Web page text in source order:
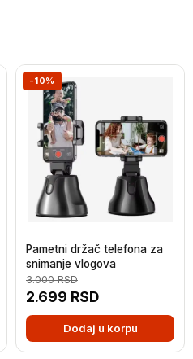
-10%
Pametni držač telefona za
snimanje vlogova
2.699 RSD
3.000RSD
Dodaj u korpu